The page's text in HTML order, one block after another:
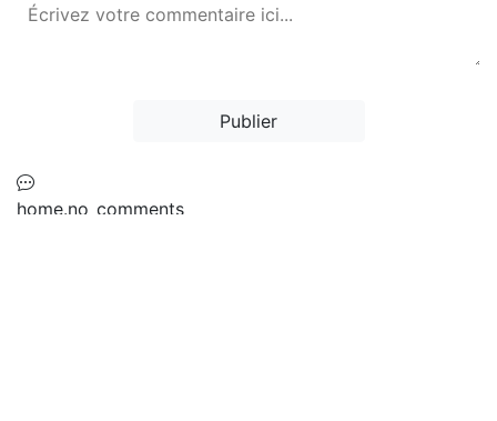
Publier
home.no_comments